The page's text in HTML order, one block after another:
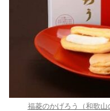
福菱のかげろう（和歌山